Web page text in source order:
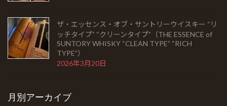
ザ・エッセンス・オブ・サントリーウイスキー “リ
ッチタイプ” “クリーンタイプ”（THE ESSENCE of
SUNTORY WHISKY “CLEAN TYPE” “RICH
TYPE”）
2026年3月20日
月別アーカイブ
シガーを愉しむ
銘酒に出会う
北新地店案内